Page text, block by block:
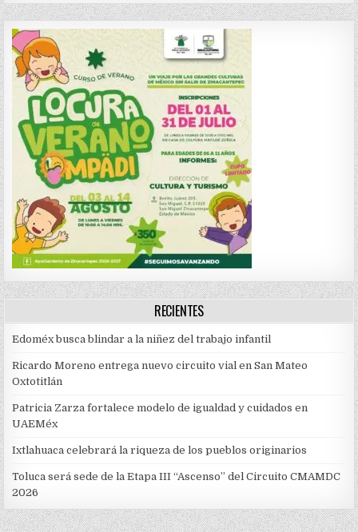
RECIENTES
Edoméx busca blindar a la niñez del trabajo infantil
Ricardo Moreno entrega nuevo circuito vial en San Mateo
Oxtotitlán
Patricia Zarza fortalece modelo de igualdad y cuidados en
UAEMéx
Ixtlahuaca celebrará la riqueza de los pueblos originarios
Toluca será sede de la Etapa III “Ascenso” del Circuito CMAMDC
2026